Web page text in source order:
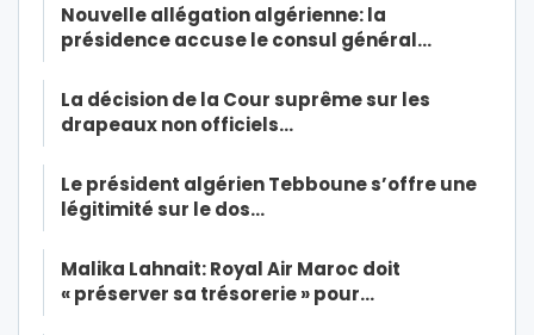
Nouvelle allégation algérienne: la
présidence accuse le consul général…
La décision de la Cour suprême sur les
drapeaux non officiels…
Le président algérien Tebboune s’offre une
légitimité sur le dos…
Malika Lahnait: Royal Air Maroc doit
« préserver sa trésorerie » pour…